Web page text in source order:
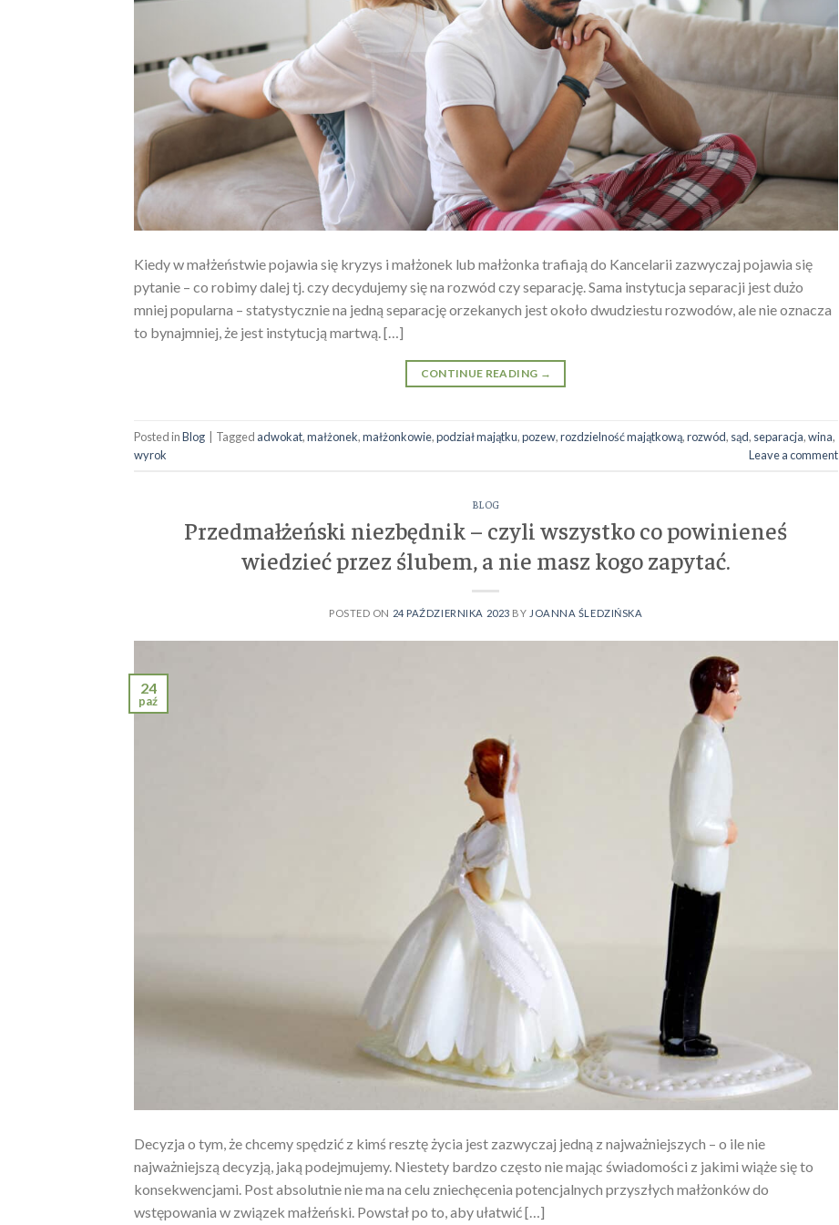
Kiedy w małżeństwie pojawia się kryzys i małżonek lub małżonka trafiają do Kancelarii zazwyczaj pojawia się
pytanie – co robimy dalej tj. czy decydujemy się na rozwód czy separację. Sama instytucja separacji jest dużo
mniej popularna – statystycznie na jedną separację orzekanych jest około dwudziestu rozwodów, ale nie oznacza
to bynajmniej, że jest instytucją martwą. […]
CONTINUE READING →
Posted inBlog | Tagged adwokat,małżonek,małżonkowie,podział majątku,pozew,rozdzielność majątkową,rozwód, sąd, separacja,wina,
wyrok
Leave a comment
BLOG
Przedmałżeński niezbędnik – czyli wszystko co powinieneś
wiedzieć przez ślubem, a nie masz kogo zapytać.
POSTED ON 24 PAŹDZIERNIKA 2023 BY JOANNA ŚLEDZIŃSKA
24
paź
Decyzja o tym, że chcemy spędzić z kimś resztę życia jest zazwyczaj jedną z najważniejszych – o ile nie
najważniejszą decyzją, jaką podejmujemy. Niestety bardzo często nie mając świadomości z jakimi wiąże się to
konsekwencjami. Post absolutnie nie ma na celu zniechęcenia potencjalnych przyszłych małżonków do
wstępowania w związek małżeński. Powstał po to, aby ułatwić […]